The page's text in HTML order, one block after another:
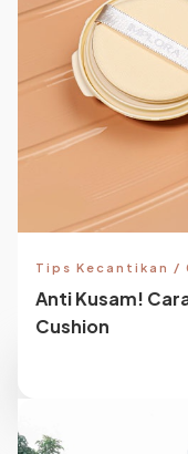
Tips Kecantikan /
Anti Kusam!
Cushion